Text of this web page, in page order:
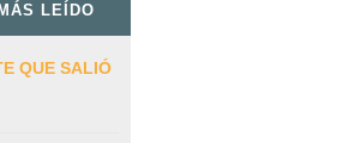
LEÍDO
QUE SALIÓ